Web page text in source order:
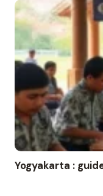
Yogyakarta :